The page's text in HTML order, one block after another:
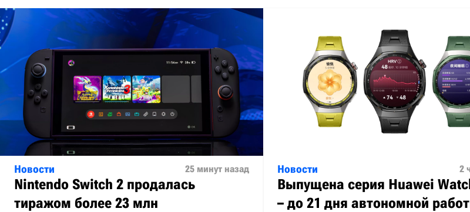
Новости 25 минут назад
Nintendo Switch 2 продалась
тиражом более 23 млн
Новости 2
Выпущена серия Huawei
– до 21 дня автономной